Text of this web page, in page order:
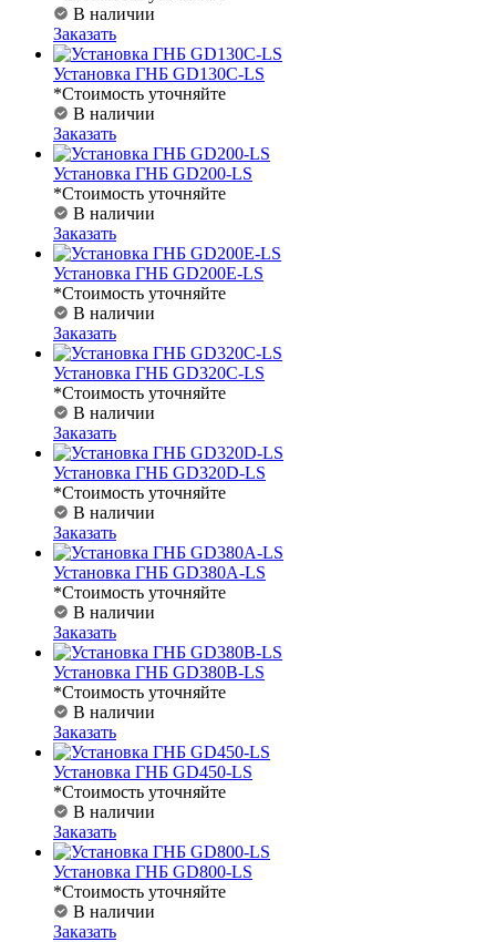
В наличии
Заказать
Установка ГНБ GD130C-LS
*Стоимость уточняйте
В наличии
Заказать
Установка ГНБ GD200-LS
*Стоимость уточняйте
В наличии
Заказать
Установка ГНБ GD200E-LS
*Стоимость уточняйте
В наличии
Заказать
Установка ГНБ GD320C-LS
*Стоимость уточняйте
В наличии
Заказать
Установка ГНБ GD320D-LS
*Стоимость уточняйте
В наличии
Заказать
Установка ГНБ GD380A-LS
*Стоимость уточняйте
В наличии
Заказать
Установка ГНБ GD380B-LS
*Стоимость уточняйте
В наличии
Заказать
Установка ГНБ GD450-LS
*Стоимость уточняйте
В наличии
Заказать
Установка ГНБ GD800-LS
*Стоимость уточняйте
В наличии
Заказать